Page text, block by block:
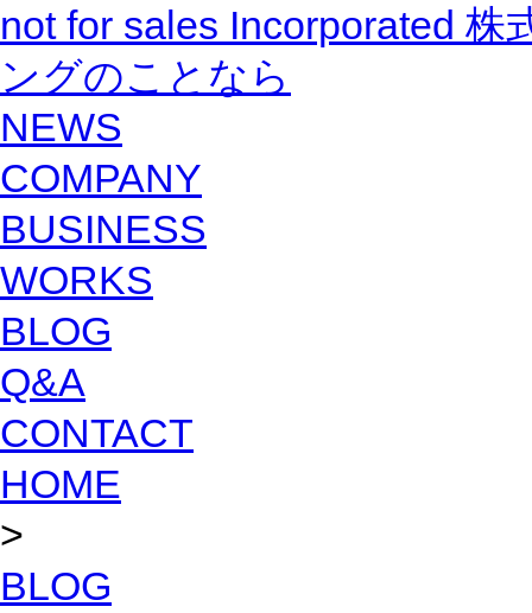
not for sales Incorporated
ングのことなら
NEWS
COMPANY
BUSINESS
WORKS
BLOG
Q&A
CONTACT
HOME
>
BLOG